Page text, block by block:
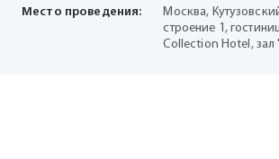
Место проведения:
Москва,
строение 1,
Collection Hotel, зал